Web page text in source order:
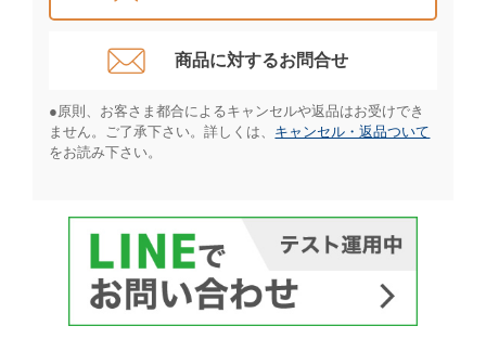
商品に対するお問合せ​
●原則、お客さま都合によるキャンセルや返品はお受けでき
ません。ご了承下さい。詳しくは、 キャンセル・返品ついて
をお読み下さい。​